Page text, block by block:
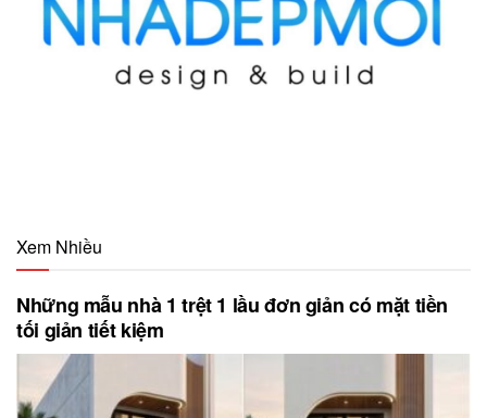
Xem Nhiều
Những mẫu nhà 1 trệt 1 lầu đơn giản có mặt tiền
tối giản tiết kiệm